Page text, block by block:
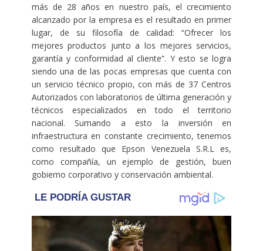
más de 28 años en nuestro país, el crecimiento
alcanzado por la empresa es el resultado en primer
lugar, de su filosofía de calidad: “Ofrecer los
mejores productos junto a los mejores servicios,
garantía y conformidad al cliente”. Y esto se logra
siendo una de las pocas empresas que cuenta con
un servicio técnico propio, con más de 37 Centros
Autorizados con laboratorios de última generación y
técnicos especializados en todo el territorio
nacional. Sumando a esto la inversión en
infraestructura en constante crecimiento, tenemos
como resultado que Epson Venezuela S.R.L es,
como compañía, un ejemplo de gestión, buen
gobierno corporativo y conservación ambiental.